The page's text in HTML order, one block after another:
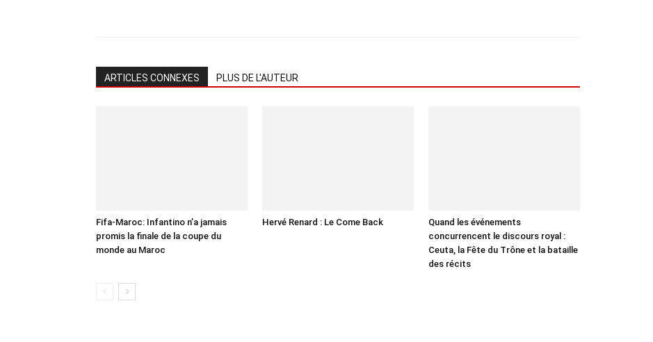
ARTICLES CONNEXES PLUS DE L'AUTEUR
Fifa-Maroc: Infantino n’a jamais
promis la finale de la coupe du
monde au Maroc
Hervé Renard : Le Come Back
Quand les événements
concurrencent le discours royal :
Ceuta, la Fête du Trône et la bataille
des récits